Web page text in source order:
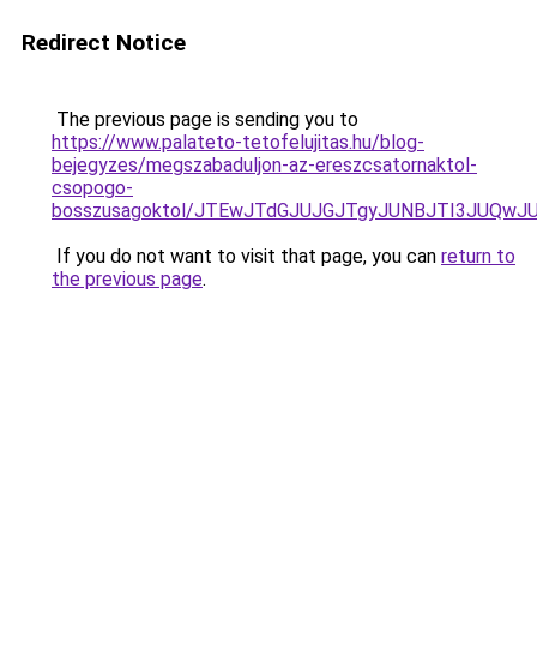
Redirect Notice
The previous page is sending you to
https://www.palateto-tetofelujitas.hu/blog-
bejegyzes/megszabaduljon-az-ereszcsatornaktol-
csopogo-
bosszusagoktol/
If you do not want to visit that page, you can return to
the previous page.